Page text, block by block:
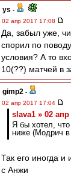
ys -
02 апр 2017 17:08
Да, забыл уже,
спорил по
условия? А то
10(??) матчей в
gimp2 -
02 апр 2017 17:04
slava1 » 02 апр
Я бы хотел,
ниже (Модрич
Так его иногда и
c Анжи